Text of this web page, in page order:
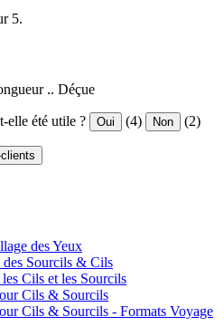
5.
.. Déçue
elle été utile ? Oui (4) Non (2)
des Yeux
Sourcils & Cils
Cils et les Sourcils
Cils & Sourcils
Cils & Sourcils - Formats Voyage